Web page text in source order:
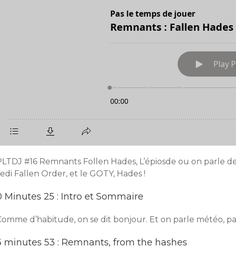
#16 Remnants Follen Hades, L’épiosde ou on parle
Fallen Order, et le GOTY, Hades !
Minutes 25 : Intro et Sommaire
d’habitude, on se dit bonjour. Et on parle météo,
minutes 53 : Remnants, from the hashes